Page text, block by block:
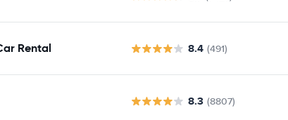
Rental 8.4 (491)
8.3 (8807)